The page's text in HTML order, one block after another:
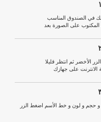
في الصندوق المناسب
المكتوب على الصورة بعد
الأخضر ثم انتظر قليلا
الانترنت على جهازك
و حجم و لون و خط الأسم اضغط الزر